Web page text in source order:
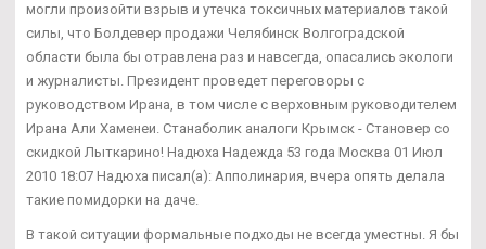
могли произойти взрыв и утечка токсичных материалов такой
силы, что Болдевер продажи Челябинск Волгоградской
области была бы отравлена раз и навсегда, опасались экологи
и журналисты. Президент проведет переговоры с
руководством Ирана, в том числе с верховным руководителем
Ирана Али Хаменеи. Станаболик аналоги Крымск - Становер со
скидкой Лыткарино! Надюха Надежда 53 года Москва 01 Июл
2010 18:07 Надюха писал(а): Апполинария, вчера опять делала
такие помидорки на даче.
В такой ситуации формальные подходы не всегда уместны. Я бы